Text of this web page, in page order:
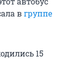
вгруппе
15